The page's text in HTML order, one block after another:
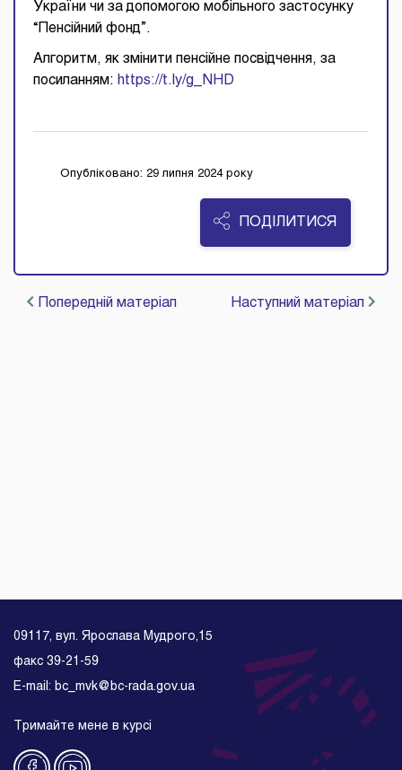
України чи за допомогою мобільного застосунку
“Пенсійний фонд”.
Алгоритм, як змінити пенсійне посвідчення, за
посиланням: https://t.ly/g_NHD
Опубліковано: 29 липня 2024 року
ПОДІЛИТИСЯ
Попередній матеріал Наступний матеріал
09117, вул. Ярослава Мудрого,15
факс 39-21-59
E-mail: bc_mvk@bc-rada.gov.ua
Тримайте мене в курсі